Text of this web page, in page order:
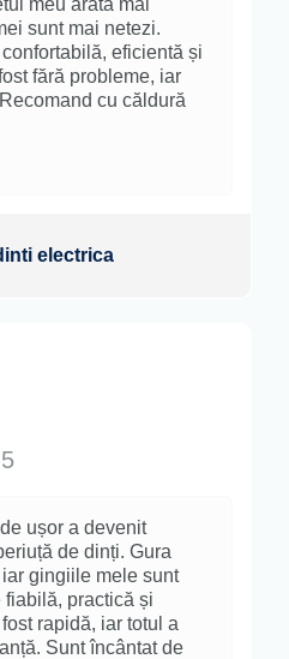
meu arată mai
sunt mai netezi.
eficientă și
fără probleme, iar
cu căldură
electrica
ușor a devenit
de dinți. Gura
gingiile mele sunt
fiabilă, practică și
rapidă, iar totul a
Sunt încântat de